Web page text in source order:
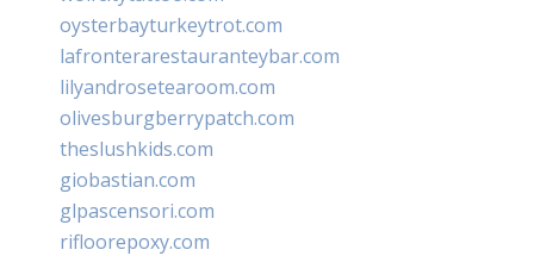
oysterbayturkeytrot.com
lafronterarestauranteybar.com
lilyandrosetearoom.com
olivesburgberrypatch.com
theslushkids.com
giobastian.com
glpascensori.com
rifloorepoxy.com